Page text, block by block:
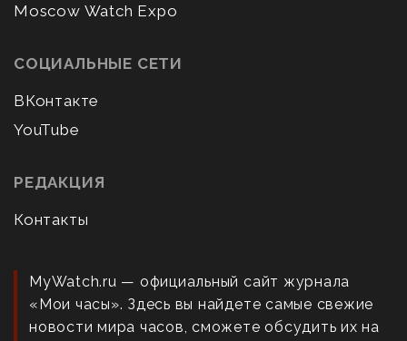
Moscow Watch Expo
СОЦИАЛЬНЫЕ СЕТИ
ВКонтакте
YouTube
РЕДАКЦИЯ
Контакты
MyWatch.ru — официальный сайт журнала
«Мои часы». Здесь вы найдете самые свежие
новости мира часов, сможете обсудить их на